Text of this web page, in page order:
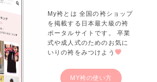
My袴とは 全国の袴ショップ
を掲載する日本最大級の袴
ポータルサイトです。 卒業
式や成人式のためのお気に
いりの袴をみつけよう
MY袴の使い方